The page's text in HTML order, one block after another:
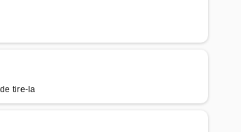
tire-la